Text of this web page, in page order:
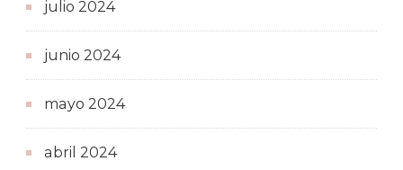
julio 2024
junio 2024
mayo 2024
abril 2024